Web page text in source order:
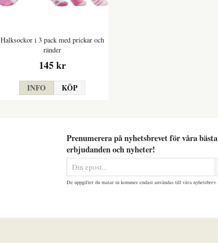
Halksockor i 3 pack med prickar och
ränder
145 kr
INFO KÖP
Prenumerera på nyhetsbrevet för våra bästa
erbjudanden och nyheter!
De uppgifter du matar in kommer endast användas till våra nyhetsbrev.